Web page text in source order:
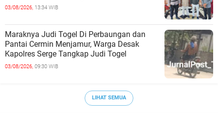
03/08/2026, 13:34 WIB
Maraknya Judi Togel Di Perbaungan dan
Pantai Cermin Menjamur, Warga Desak
Kapolres Serge Tangkap Judi Togel
03/08/2026, 09:30 WIB
LIHAT SEMUA